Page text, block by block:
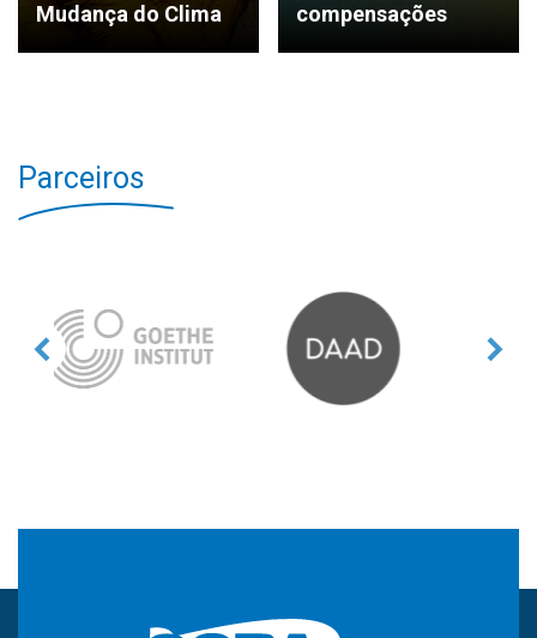
Mudança do Clima
compensações
Parceiros